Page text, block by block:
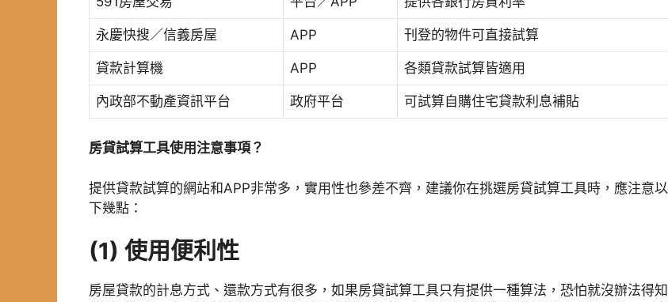
永慶快搜／信義房屋 APP 刊登的物件可直接試算
貸款計算機 APP 各類貸款試算皆適用
內政部不動產資訊平台 政府平台 可試算自購住宅貸款利息補貼
房貸試算工具使用注意事項？
提供貸款試算的網站和APP非常多，實用性也參差不齊，建議你在挑選房貸試算工具時，應注意以
下幾點：
(1) 使用便利性
房屋貸款的計息方式、還款方式有很多，如果房貸試算工具只有提供一種算法，恐怕就沒辦法得知